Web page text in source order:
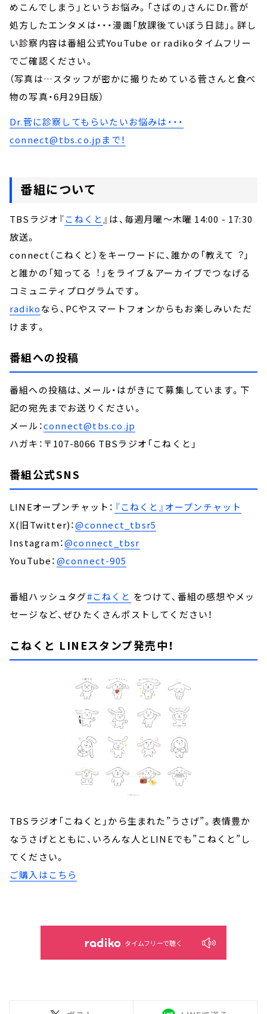
めこんでしまう」というお悩み。「さばの」さんにDr.菅が
処方したエンタメは・・・漫画「放課後ていぼう日誌」。詳し
い診察内容は番組公式YouTube or radikoタイムフリー
でご確認ください。
（写真は…スタッフが密かに撮りためている菅さんと食べ
物の写真・6月29日版）
Dr.菅に診察してもらいたいお悩みは・・・
connect@tbs.co.jpまで！
番組について
TBSラジオ『こねくと』は、毎週月曜～木曜 14:00 - 17:30
放送。
connect（こねくと）をキーワードに、誰かの「教えて︖」
と誰かの「知ってる︕」をライブ＆アーカイブでつなげる
コミュニティプログラムです。
radikoなら、PCやスマートフォンからもお楽しみいただ
けます。
番組への投稿
番組への投稿は、メール・はがきにて募集しています。下
記の宛先までお送りください。
メール：connect@tbs.co.jp
ハガキ：〒107-8066 TBSラジオ「こねくと」
番組公式SNS
LINEオープンチャット： 『こねくと』オープンチャット
X(旧Twitter)：@connect_tbsr5
Instagram：@connect_tbsr
YouTube：@connect-905
番組ハッシュタグ#こねくと をつけて、番組の感想やメッ
セージなど、ぜひたくさんポストしてください！
こねくと LINEスタンプ発売中！
TBSラジオ「こねくと」から生まれた”うさげ”。表情豊か
なうさげとともに、いろんな人とLINEでも”こねくと”し
てください。
ご購入はこちら
タイムフリーで聴く